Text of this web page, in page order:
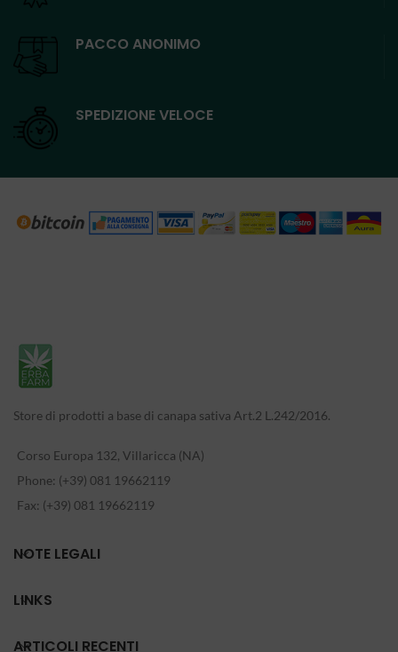
PACCO ANONIMO
SPEDIZIONE VELOCE
Store di prodotti a base di canapa sativa Art.2 L.242/2016.
Corso Europa 132, Villaricca (NA)
Phone: (+39) 081 19662119
Fax: (+39) 081 19662119
NOTE LEGALI
LINKS
ARTICOLI RECENTI